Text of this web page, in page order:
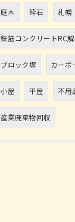
庭木 砕石 札幌
鉄筋コンクリートRC
ブロック塀 カーポ
小屋 平屋 不用
産業廃棄物回収